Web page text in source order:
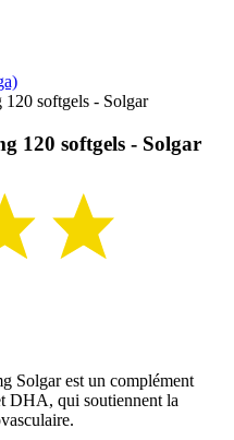
softgels - Solgar
120 softgels - Solgar
Solgar est un complément
DHA, qui soutiennent la